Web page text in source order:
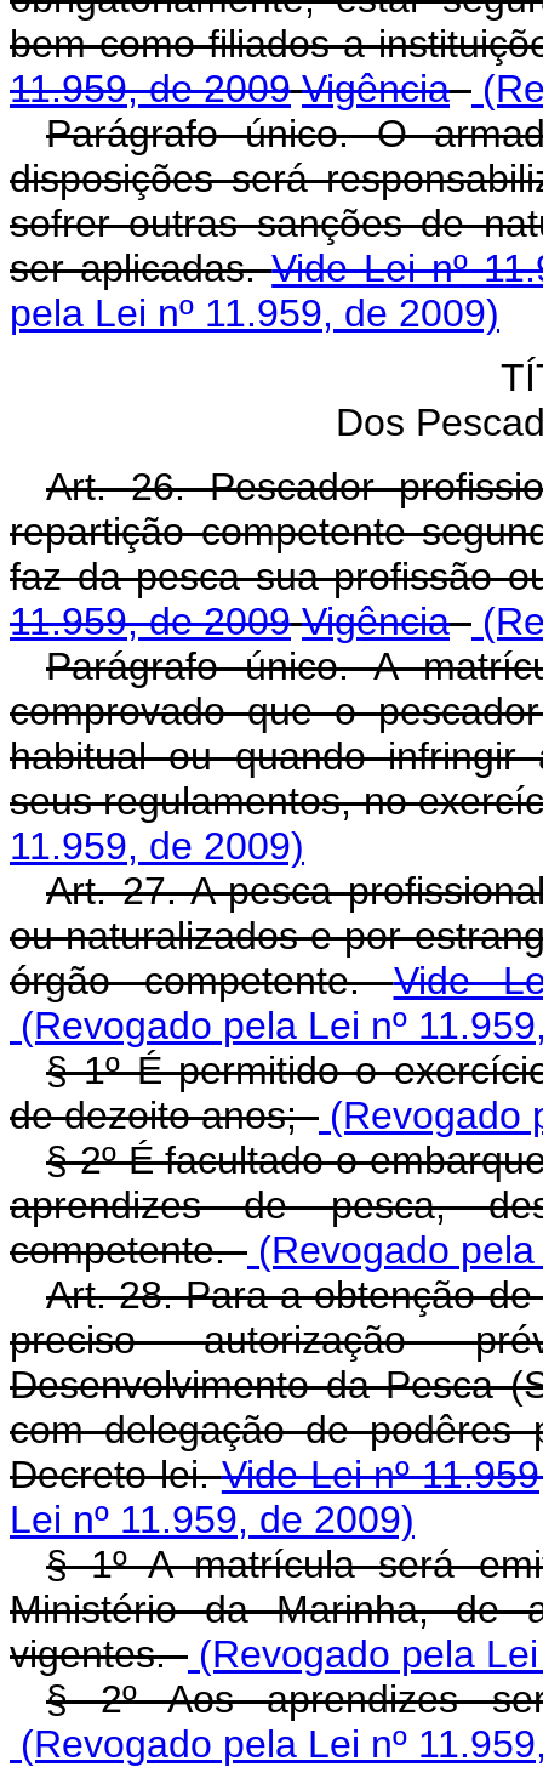
bem como filiados a
11.959, de 2009 Vigência
Parágrafo único. O
disposições será
sofrer outras sanções de
ser aplicadas.Vide Lei nº
pela Lei nº 11.959, de 2009)
Dos
Art. 26. Pescador
repartição competente
faz da pesca sua profissão
11.959, de 2009 Vigência
Parágrafo único. A
comprovado que o
habitual ou quando infringir
seus regulamentos, no
11.959, de 2009)
Art. 27. A pesca
ou naturalizados e por
órgão competente.Vide
(Revogado pela Lei nº
§ 1º É permitido o
de dezoito anos; (Revogado
§ 2º É facultado o
aprendizes de pesca,
competente. (Revogado
Art. 28. Para a obtenção
preciso autorização
Desenvolvimento da Pesca
com delegação de podêres
Decreto-lei.Vide Lei nº
Lei nº 11.959, de 2009)
§ 1º A matrícula será
Ministério da Marinha, de
vigentes. (Revogado pela
§ 2º Aos aprendizes
(Revogado pela Lei nº